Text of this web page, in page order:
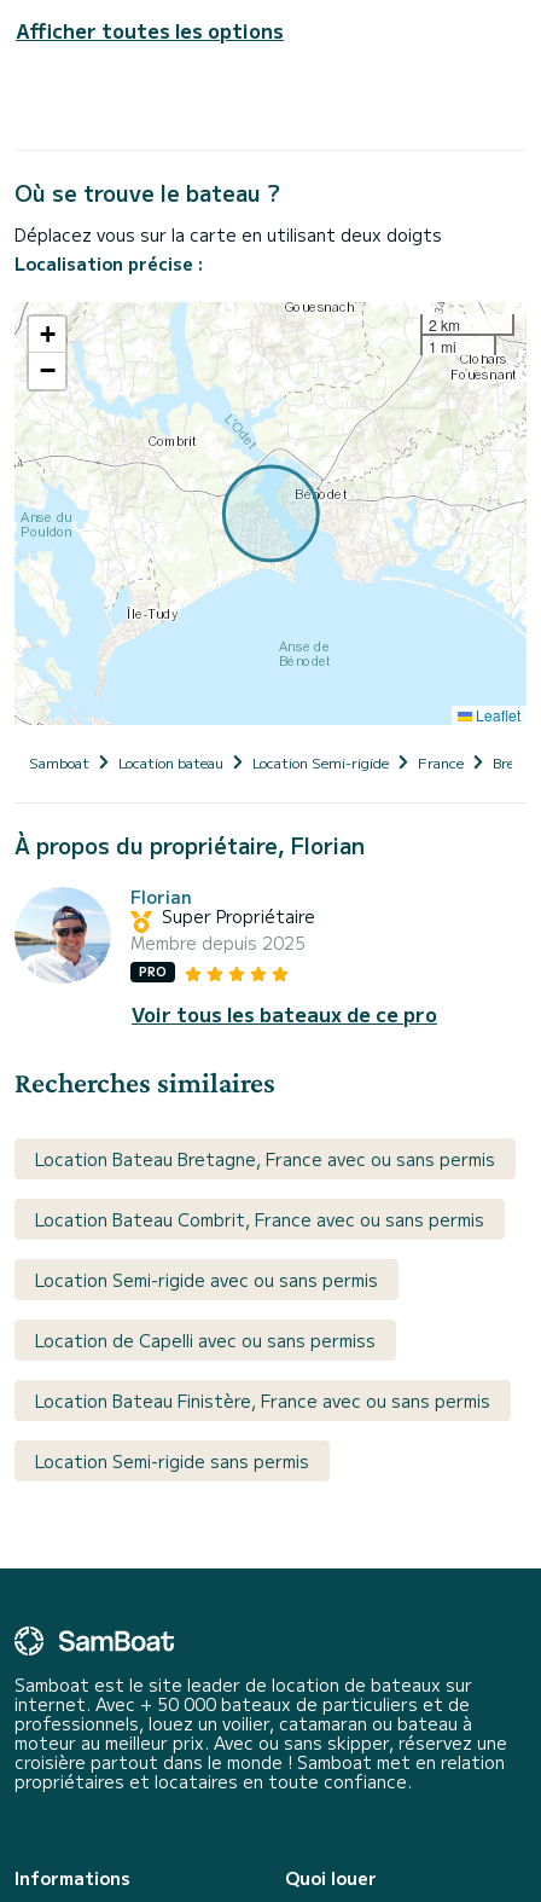
Afficher toutes les options
Où se trouve le bateau ?
Déplacez vous sur la carte en utilisant deux doigts
Localisation précise :
+
−
2 km
1 mi
Leaflet
Samboat Location bateau Location Semi-rigide France
À propos du propriétaire, Florian
Florian
Super Propriétaire
Membre depuis 2025
PRO
Voir tous les bateaux de ce pro
Recherches similaires
Location Bateau Bretagne, France avec ou sans permis
Location Bateau Combrit, France avec ou sans permis
Location Semi-rigide avec ou sans permis
Location de Capelli avec ou sans permiss
Location Bateau Finistère, France avec ou sans permis
Location Semi-rigide sans permis
Samboat est le site leader de location de bateaux sur
internet. Avec + 50 000 bateaux de particuliers et de
professionnels, louez un voilier, catamaran ou bateau à
moteur au meilleur prix. Avec ou sans skipper, réservez une
croisière partout dans le monde ! Samboat met en relation
propriétaires et locataires en toute confiance.
Informations
Quoi louer